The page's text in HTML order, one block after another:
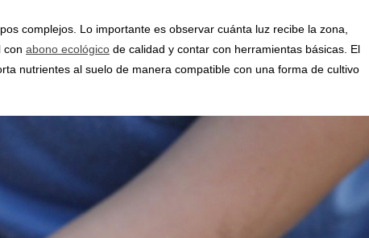
complejos. Lo importante es observar cuánta luz recibe la zona,
con abono ecológico de calidad y contar con herramientas básicas. El
nutrientes al suelo de manera compatible con una forma de cultivo